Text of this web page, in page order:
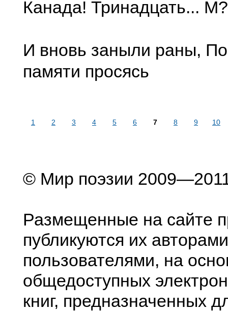
Канада! Тринадцать... М?
И вновь заныли раны,
памяти просясь
1 2 3 4 5 6 7 8 9 10
© Мир поэзии
Размещенные на сайте
публикуются их
пользователями, на
общедоступных
книг, предназначенных